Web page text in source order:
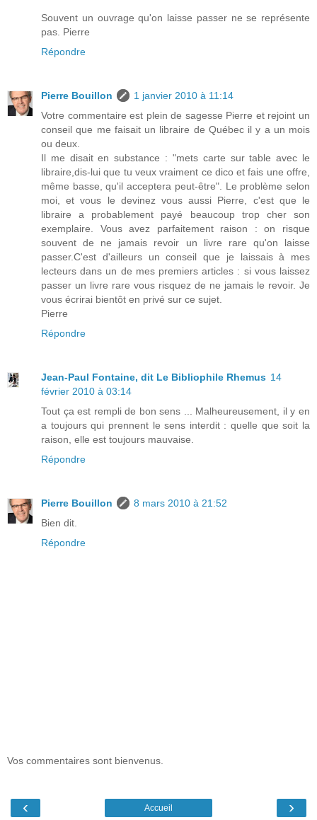
Souvent un ouvrage qu'on laisse passer ne se représente
pas. Pierre
Répondre
Pierre Bouillon
1 janvier 2010 à 11:14
Votre commentaire est plein de sagesse Pierre et rejoint un
conseil que me faisait un libraire de Québec il y a un mois
ou deux.
Il me disait en substance : "mets carte sur table avec le
libraire,dis-lui que tu veux vraiment ce dico et fais une offre,
même basse, qu'il acceptera peut-être". Le problème selon
moi, et vous le devinez vous aussi Pierre, c'est que le
libraire a probablement payé beaucoup trop cher son
exemplaire. Vous avez parfaitement raison : on risque
souvent de ne jamais revoir un livre rare qu'on laisse
passer.C'est d'ailleurs un conseil que je laissais à mes
lecteurs dans un de mes premiers articles : si vous laissez
passer un livre rare vous risquez de ne jamais le revoir. Je
vous écrirai bientôt en privé sur ce sujet.
Pierre
Répondre
Jean-Paul Fontaine, dit Le Bibliophile Rhemus 14
février 2010 à 03:14
Tout ça est rempli de bon sens ... Malheureusement, il y en
a toujours qui prennent le sens interdit : quelle que soit la
raison, elle est toujours mauvaise.
Répondre
Pierre Bouillon
8 mars 2010 à 21:52
Bien dit.
Répondre
Vos commentaires sont bienvenus.
‹ ›
Accueil